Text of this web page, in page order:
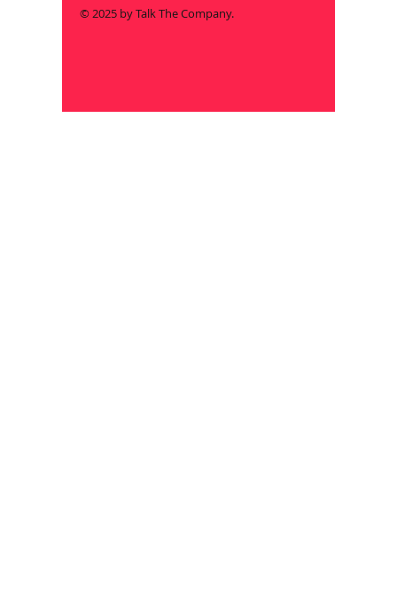
© 2025 by Talk The Company.